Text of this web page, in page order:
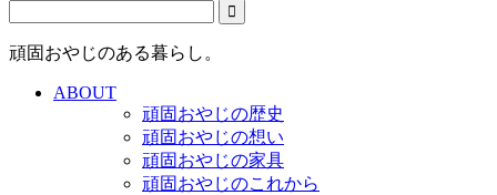
頑固おやじのある暮らし。
ABOUT
頑固おやじの歴史
頑固おやじの想い
頑固おやじの家具
頑固おやじのこれから